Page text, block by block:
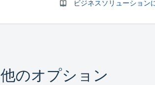
ビジネスソリューション
他のオプション